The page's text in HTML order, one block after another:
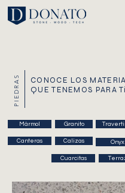
PIEDRAS
CONOCE LOS
QUE TENEMOS PARA
Encabezado 2
Mármol Granito
Canteras Calizas Onyx
Cuarcitas